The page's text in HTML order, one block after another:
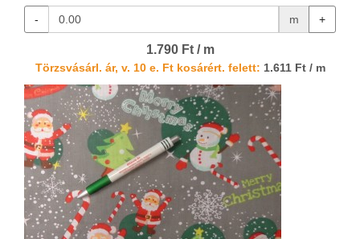
- m +
1.790 Ft / m
Törzsvásárl. ár, v. 10 e. Ft kosárért. felett: 1.611 Ft / m